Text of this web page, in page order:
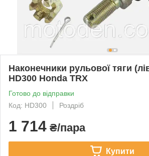
Наконечники рульової тяги
HD300 Honda TRX
Готово до відправки
Код: HD300
Роздріб
1 714 ₴/пара
Купити